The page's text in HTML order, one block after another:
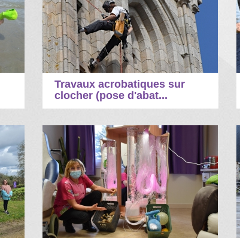
Travaux acrobatiques sur
clocher (pose d'abat...